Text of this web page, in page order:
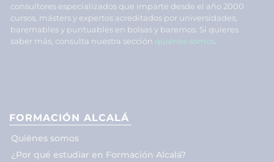
consultores especializados que imparte desde el año 2000
cursos, másters y expertos acreditados por universidades,
baremables y puntuables en bolsas y baremos. Si quieres
saber más, consulta nuestra sección quiénes somos
FORMACIÓN ALCALÁ
Quiénes somos
¿Por qué estudiar en Formación Alcalá?